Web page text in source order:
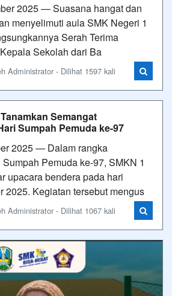
2025 — Suasana hangat dan
menyelimuti aula SMK Negeri 1
Serah Terima
Sekolah dari Ba
Administrator - Dilihat 1597 kali
Semangat
Sumpah Pemuda ke-97
2025 — Dalam rangka
Pemuda ke-97, SMKN 1
upacara bendera pada hari
2025. Kegiatan tersebut mengus
Administrator - Dilihat 1067 kali